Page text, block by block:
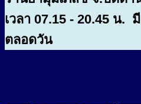
เวลา 07.15 - 20.45 น.
ตลอดวัน